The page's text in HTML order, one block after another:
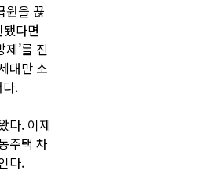
원을 끊
다면
’를 진
대만 소
.
다. 이제
주택 차
다.